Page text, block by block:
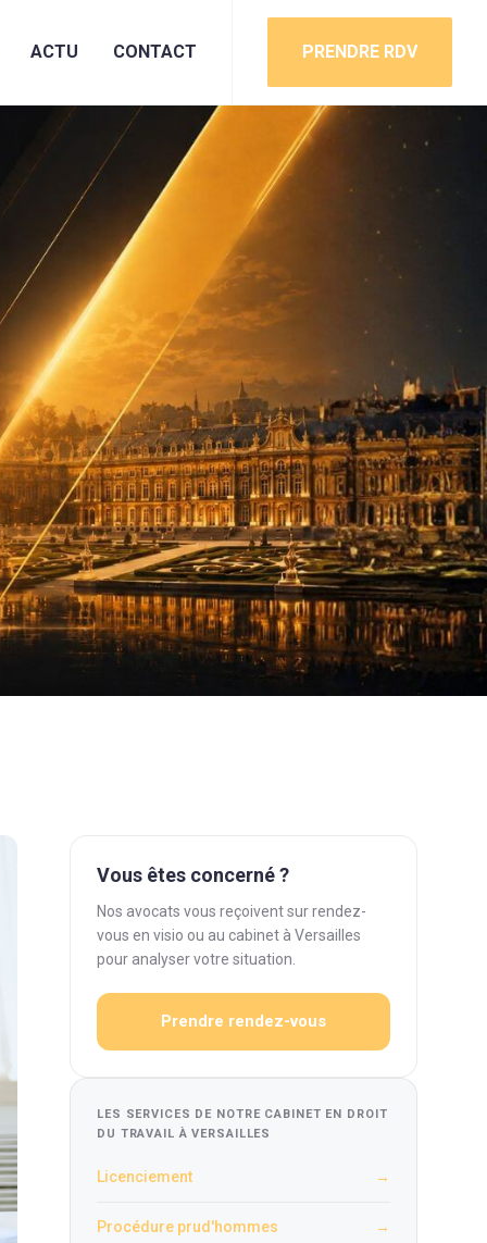
ACTU CONTACT PRENDRE RDV
Vous êtes concerné ?
Nos avocats vous reçoivent sur rendez-
vous en visio ou au cabinet à Versailles
pour analyser votre situation.
Prendre rendez-vous
LES SERVICES DE NOTRE CABINET EN DROIT
DU TRAVAIL À VERSAILLES
Licenciement →
Procédure prud'hommes →